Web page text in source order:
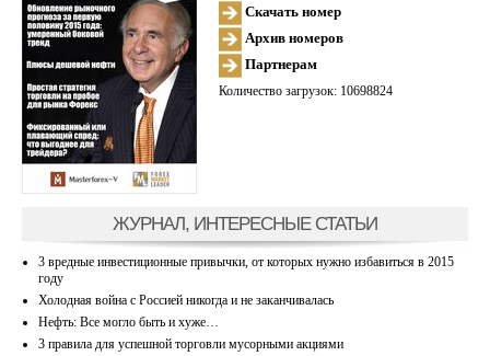
Скачать номер
Архив номеров
Партнерам
Количество загрузок: 10698824
ЖУРНАЛ, ИНТЕРЕСНЫЕ СТАТЬИ
3 вредные инвестиционные привычки, от которых нужно избавиться в 2015
году
Холодная война с Россией никогда и не заканчивалась
Нефть: Все могло быть и хуже…
3 правила для успешной торговли мусорными акциями